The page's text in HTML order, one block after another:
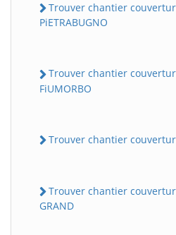
Trouver chantier
PiETRABUGNO
Trouver chantier
FiUMORBO
Trouver chantier
Trouver chantier
GRAND